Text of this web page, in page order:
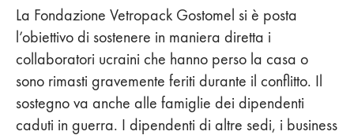
La Fondazione Vetropack Gostomel si è posta
l’obiettivo di sostenere in maniera diretta i
collaboratori ucraini che hanno perso la casa o
sono rimasti gravemente feriti durante il conflitto. Il
sostegno va anche alle famiglie dei dipendenti
caduti in guerra. I dipendenti di altre sedi, i business